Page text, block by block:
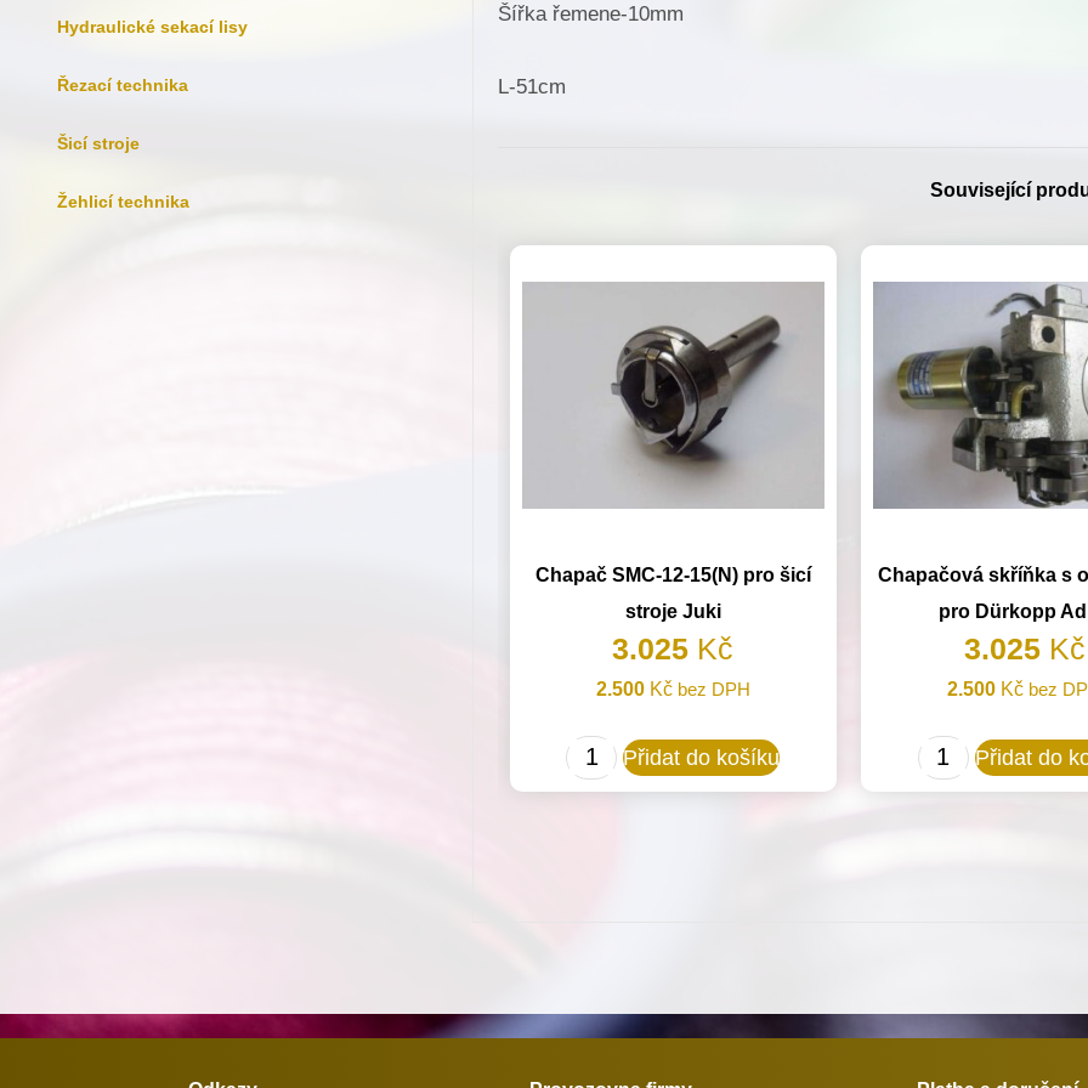
Hydraulické sekací lisy
Řezací technika
Šicí stroje
Žehlicí technika
Šířka řemene-10mm
L-51cm
Související
Chapač SMC-12-15(N) pro šicí
stroje Juki
3.025 Kč
2.500 Kčbez DPH
Chapač
SMC-
Juki
Přidat do košíku
Chapačová skříňka s
pro Dürkopp
3.025 Kč
2.500 Kč bez
Chapačová
skříňka
množství
Přidat do